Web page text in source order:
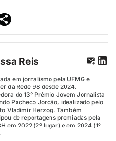
Reis
em jornalismo pela UFMG e
da Rede 98 desde 2024.
do 13° Prêmio Jovem Jornalista
Pacheco Jordão, idealizado pelo
Vladimir Herzog. Também
de reportagens premiadas pela
em 2022 (2º lugar) e em 2024 (1º